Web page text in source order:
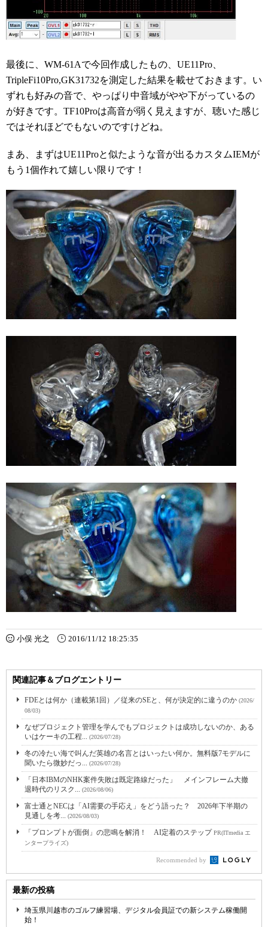
最後に、WM-61Aで今回作成したもの、UE11Pro、
TripleFi10Pro,GK31732を測定した結果を載せておきます。い
ずれも好みの音で、やっぱり中音域がやや下がっているの
が好きです。TF10Proは高音が弱く見えますが、聴いた感じ
ではそれほどでもないのですけどね。
まあ、まずはUE11Proと似たような音が出るカスタムIEMが
もう1個作れて嬉しい限りです！
小俣 光之 2016/11/12 18:25:35
関連記事＆ブログエントリー
FDEとは何か（連載第1回）／従来のSEと、何が決定的に違うのか (2026/
08/03)
なぜプロジェクト管理を学んでもプロジェクトは成功しないのか、ある
いはケーキの工程...
(2026/07/28)
冬の冷たい海で叫んだ英雄の名言とはいったい何か。無料版7モデルに
聞いたら微妙だっ...
(2026/07/28)
「日本IBMのNHK案件失敗は既定路線だった」 メインフレーム大撤
退時代のリスク...
(2026/08/06)
富士通とNECは「AI需要の手応え」をどう語った？ 2026年下半期の
見通しを考...
(2026/08/03)
「プロンプトが面倒」の悲鳴を解消！ AI定着のステップPR(ITmedia エ
ンタープライズ)
Recommended by
最新の投稿
埼玉県川越市のゴルフ練習場、デジタル会員証での新システム稼働開
始！